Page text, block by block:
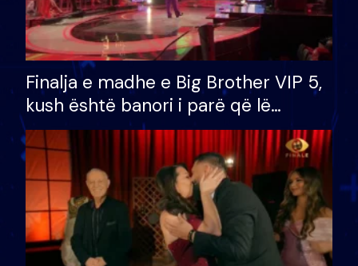
Finalja e madhe e Big Brother VIP 5,
kush është banori i parë që lë
shtëpinë dhe humb mundësinë për
të fituar çmimin e madh